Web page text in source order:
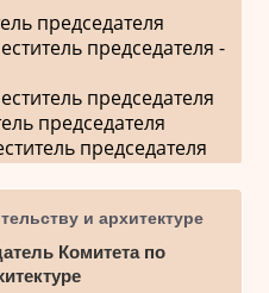
председателя
председателя -
председателя
председателя
председателя
и архитектуре
Комитета по